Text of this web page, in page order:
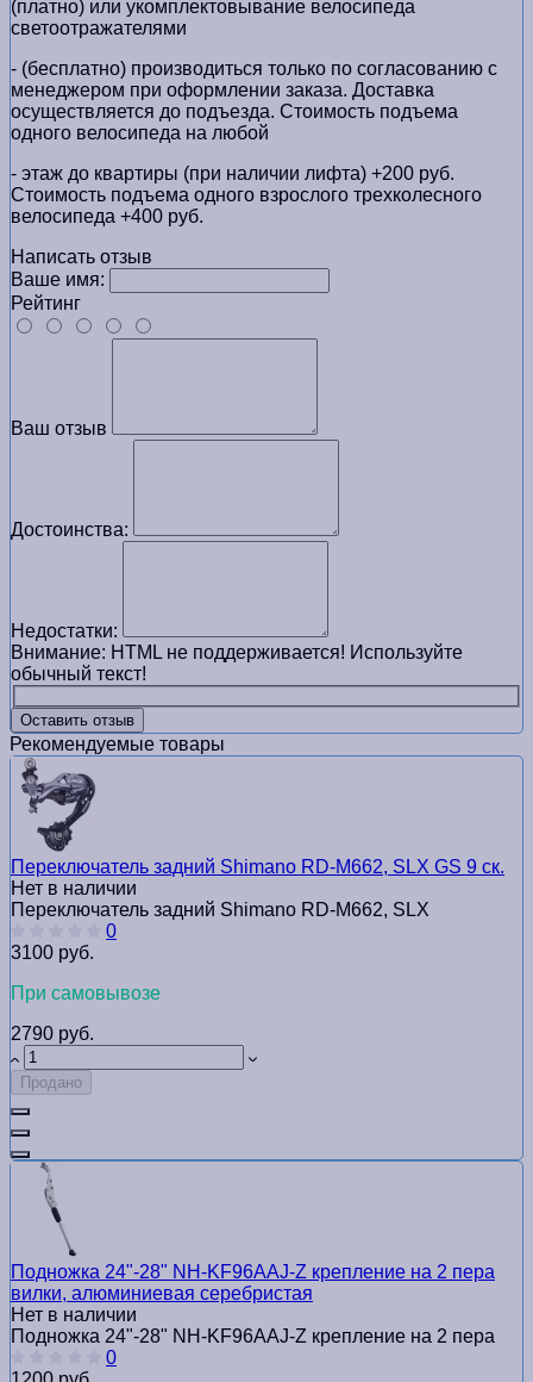
(платно) или укомплектовывание велосипеда
светоотражателями
- (бесплатно) производиться только по cогласованию с
менеджером при оформлении заказа. Доставка
осуществляется до подъезда. Стоимость подъема
одного велосипеда на любой
- этаж до квартиры (при наличии лифта) +200 руб.
Стоимость подъема одного взрослого трехколесного
велосипеда +400 руб.
Написать отзыв
Ваше имя:
Рейтинг
Ваш отзыв
Достоинства:
Недостатки:
Внимание: HTML не поддерживается! Используйте
обычный текст!
Оставить отзыв
Рекомендуемые товары
Переключатель задний Shimano RD-M662, SLX GS 9 ск.
Нет в наличии
Переключатель задний Shimano RD-M662, SLX
0
3100 руб.
При самовывозе
2790 руб.
Продано
Подножка 24"-28" NH-KF96AAJ-Z крепление на 2 пера
вилки, алюминиевая серебристая
Нет в наличии
Подножка 24"-28" NH-KF96AAJ-Z крепление на 2 пера
0